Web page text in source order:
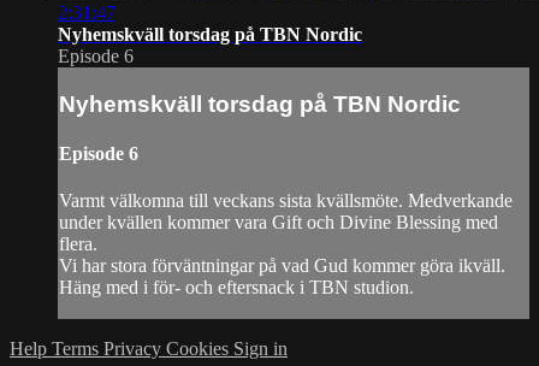
2:31:47
Nyhemskväll torsdag på TBN Nordic
Episode 6
Nyhemskväll torsdag på TBN Nordic
Episode 6
Varmt välkomna till veckans sista kvällsmöte. Medverkande
under kvällen kommer vara Gift och Divine Blessing med
flera.
Vi har stora förväntningar på vad Gud kommer göra ikväll.
Häng med i för- och eftersnack i TBN studion.
Help Terms Privacy Cookies Sign in